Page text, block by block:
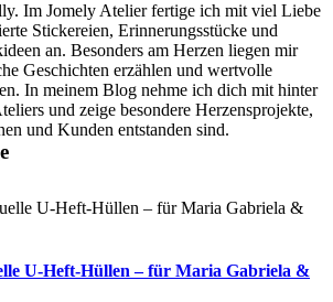
Im Jomely Atelier fertige ich mit viel Liebe
Stickereien, Erinnerungsstücke und
an. Besonders am Herzen liegen mir
Geschichten erzählen und wertvolle
In meinem Blog nehme ich dich mit hinter
und zeige besondere Herzensprojekte,
und Kunden entstanden sind.
U-Heft-Hüllen – für Maria Gabriela &